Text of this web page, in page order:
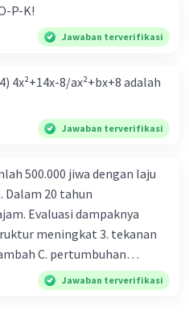
P-K!
Jawaban terverifikasi
8/ax²+bx+8 adalah
Jawaban terverifikasi
500.000 jiwa dengan laju
Dalam 20 tahun
Evaluasi dampaknya
meningkat 3. tekanan
C. pertumbuhan
panjang D. tidak
penduduk penting
Jawaban terverifikasi